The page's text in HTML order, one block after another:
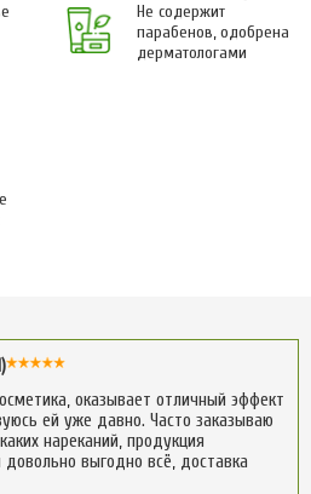
Не содержит
парабенов, одобрена
дерматологами
оказывает отличный эффект
ей уже давно. Часто заказываю
нареканий, продукция
довольно выгодно всё, доставка